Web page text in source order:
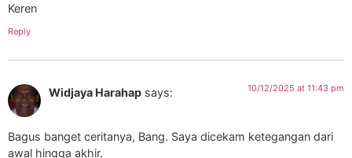
Keren
Reply
Widjaya Harahap says: 10/12/2025 at 11:43 pm
Bagus banget ceritanya, Bang. Saya dicekam ketegangan dari
awal hingga akhir.